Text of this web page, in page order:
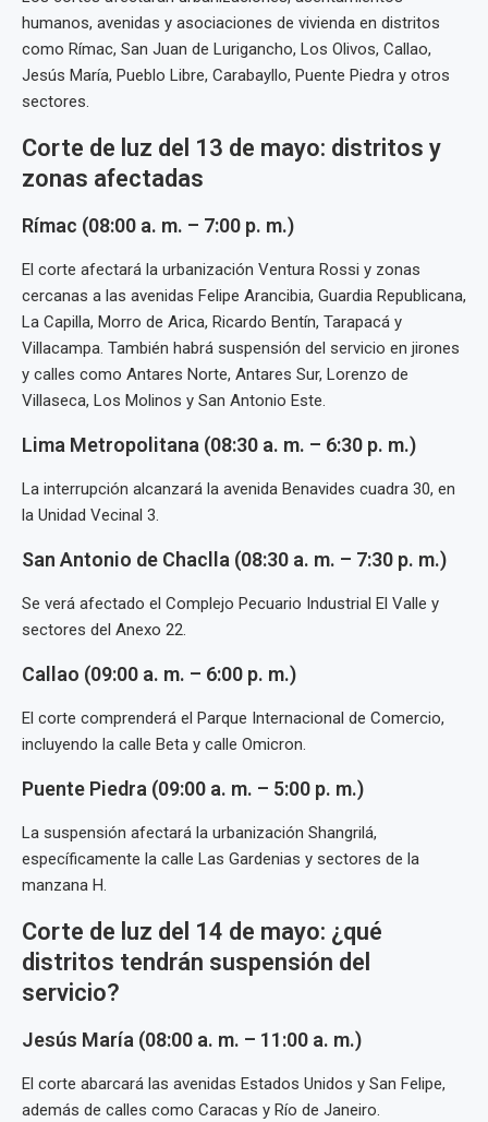
humanos, avenidas y asociaciones de vivienda en distritos
como Rímac, San Juan de Lurigancho, Los Olivos, Callao,
Jesús María, Pueblo Libre, Carabayllo, Puente Piedra y otros
sectores.
Corte de luz del 13 de mayo: distritos y
zonas afectadas
Rímac (08:00 a. m. – 7:00 p. m.)
El corte afectará la urbanización Ventura Rossi y zonas
cercanas a las avenidas Felipe Arancibia, Guardia Republicana,
La Capilla, Morro de Arica, Ricardo Bentín, Tarapacá y
Villacampa. También habrá suspensión del servicio en jirones
y calles como Antares Norte, Antares Sur, Lorenzo de
Villaseca, Los Molinos y San Antonio Este.
Lima Metropolitana (08:30 a. m. – 6:30 p. m.)
La interrupción alcanzará la avenida Benavides cuadra 30, en
la Unidad Vecinal 3.
San Antonio de Chaclla (08:30 a. m. – 7:30 p. m.)
Se verá afectado el Complejo Pecuario Industrial El Valle y
sectores del Anexo 22.
Callao (09:00 a. m. – 6:00 p. m.)
El corte comprenderá el Parque Internacional de Comercio,
incluyendo la calle Beta y calle Omicron.
Puente Piedra (09:00 a. m. – 5:00 p. m.)
La suspensión afectará la urbanización Shangrilá,
específicamente la calle Las Gardenias y sectores de la
manzana H.
Corte de luz del 14 de mayo: ¿qué
distritos tendrán suspensión del
servicio?
Jesús María (08:00 a. m. – 11:00 a. m.)
El corte abarcará las avenidas Estados Unidos y San Felipe,
además de calles como Caracas y Río de Janeiro.